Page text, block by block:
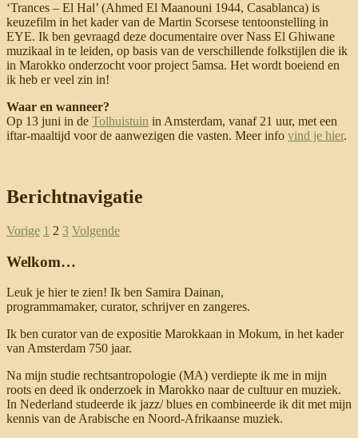
‘Trances – El Hal’ (Ahmed El Maanouni 1944, Casablanca) is
keuzefilm in het kader van de Martin Scorsese tentoonstelling in
EYE. Ik ben gevraagd deze documentaire over Nass El Ghiwane
muzikaal in te leiden, op basis van de verschillende folkstijlen die ik
in Marokko onderzocht voor project 5amsa. Het wordt boeiend en
ik heb er veel zin in!
Waar en wanneer?
Op 13 juni in de Tolhuistuin in Amsterdam, vanaf 21 uur, met een
iftar-maaltijd voor de aanwezigen die vasten. Meer info vind je hier.
Berichtnavigatie
Vorige 1 2 3 Volgende
Welkom…
Leuk je hier te zien! Ik ben Samira Dainan,
programmamaker, curator, schrijver en zangeres.
Ik ben curator van de expositie Marokkaan in Mokum, in het kader
van Amsterdam 750 jaar.
Na mijn studie rechtsantropologie (MA) verdiepte ik me in mijn
roots en deed ik onderzoek in Marokko naar de cultuur en muziek.
In Nederland studeerde ik jazz/ blues en combineerde ik dit met mijn
kennis van de Arabische en Noord-Afrikaanse muziek.